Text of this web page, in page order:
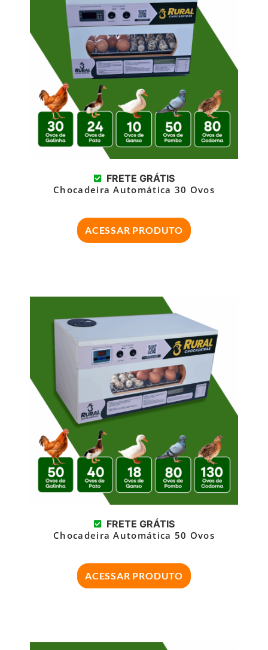
FRETE GRÁTIS
Chocadeira Automática 30 Ovos
ACESSAR PRODUTO
FRETE GRÁTIS
Chocadeira Automática 50 Ovos
ACESSAR PRODUTO